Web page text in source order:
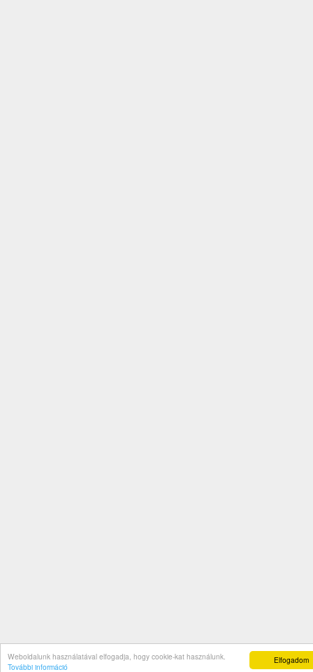
Elfogadom
Weboldalunk használatával elfogadja, hogy cookie-kat használunk.
További információ